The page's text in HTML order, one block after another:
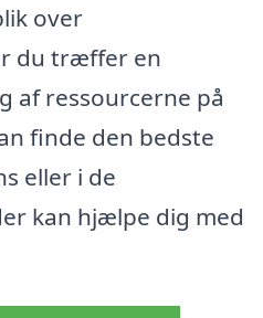
over
du træffer en
af ressourcerne på
finde den bedste
eller i de
kan hjælpe dig med